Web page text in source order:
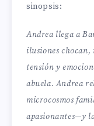
sinopsis:
Andrea llega a
ilusiones chocan,
tensión y
abuela. Andrea
microcosmos
apasionantes—y